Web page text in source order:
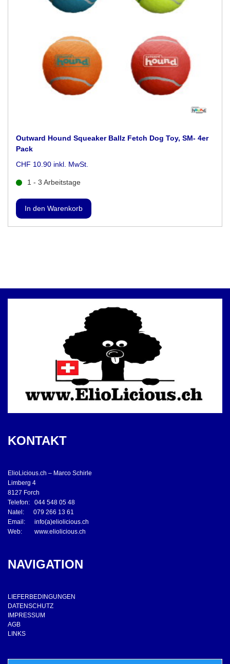
Outward Hound Squeaker Ballz Fetch Dog Toy, SM- 4er
Pack
CHF 10.90 inkl. MwSt.
1 - 3 Arbeitstage
KONTAKT
ElioLicious.ch – Marco Schirle
Limberg 4
8127 Forch
Telefon: 044 548 05 48
Natel: 079 266 13 61
Email: info(a)eliolicious.ch
Web: www.eliolicious.ch
NAVIGATION
LIEFERBEDINGUNGEN
DATENSCHUTZ
IMPRESSUM
AGB
LINKS